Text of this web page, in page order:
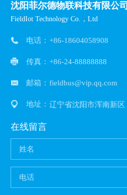
沈阳菲尔德物联科技有限公司
FieldIot Technology Co.，Ltd
电话： +86-18604058908
传真： +86-24-88888888
邮箱： fieldbus@vip.qq.com
地址： 辽宁省沈阳市浑南新区
在线留言